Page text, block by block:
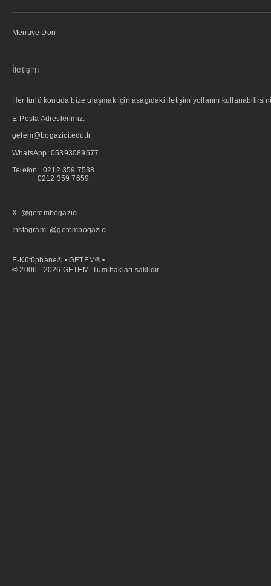
Menüye Dön
İletişim
Her türlü konuda bize ulaşmak için asagıdaki iletişim yollarını
E-Posta Adreslerimiz:
getem@bogazici.edu.tr
WhatsApp: 05393089577
Telefon: 0212 359 7538
0212 359 7659
X: @getembogazici
İnstagram: @getembogazici
E-Kütüphane® • GETEM® •
© 2006 - 2026 GETEM. Tüm hakları saklıdır.